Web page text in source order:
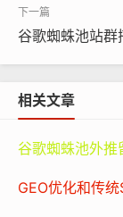
计。在这么庞
就成了一个巨大
网站所有者和运
竞争激烈的数字
特的手工艺品
搜索“手工艺品
谷歌蜘蛛池站群
相关文章
GEO优化和传